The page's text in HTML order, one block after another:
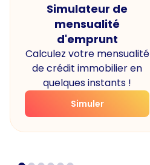
Simulateur de
mensualité
d'emprunt
Calculez votre mensualité
de crédit immobilier en
quelques instants !
Simuler